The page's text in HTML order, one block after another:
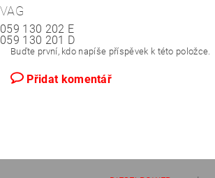
VAG
059 130 202 E
059 130 201 D
Buďte první, kdo napíše příspěvek k této položce.
Přidat komentář